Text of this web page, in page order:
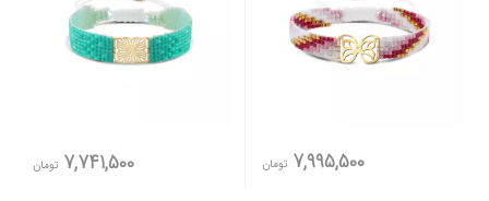
7,995,500 تومان 7,741,500 تومان